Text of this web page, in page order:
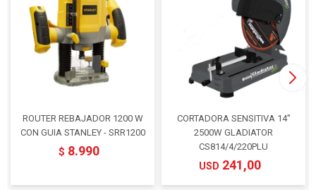
ROUTER REBAJADOR 1200 W
CON GUIA STANLEY - SRR1200
$ 8.990
CORTADORA SENSITIVA 14"
2500W GLADIATOR
CS814/4/220PLU
USD 241,00